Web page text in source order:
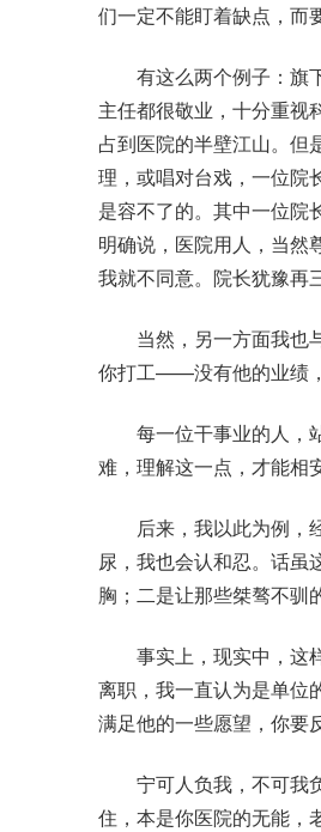
们一定不能盯着缺点，而
有这么两个例子：旗下
主任都很敬业，十分重视
占到医院的半壁江山。但
理，或唱对台戏，一位院
是容不了的。其中一位院
明确说，医院用人，当然
我就不同意。院长犹豫再
当然，另一方面我也与
你打工——没有他的业绩
每一位干事业的人，站
难，理解这一点，才能相
后来，我以此为例，经
尿，我也会认和忍。话虽
胸；二是让那些桀骜不驯
事实上，现实中，这样
离职，我一直认为是单位
满足他的一些愿望，你要
宁可人负我，不可我负
住，本是你医院的无能，